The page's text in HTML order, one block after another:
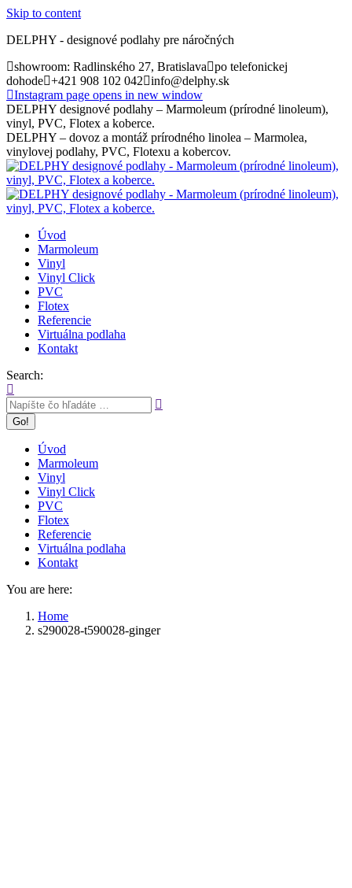
Skip to content
DELPHY - designové podlahy pre náročných
showroom: Radlinského 27, Bratislava
po telefonickej
dohode +421 908 102 042
info@delphy.sk
Instagram page opens in new window
DELPHY designové podlahy – Marmoleum (prírodné linoleum),
vinyl, PVC, Flotex a koberce.
DELPHY – dovoz a montáž prírodného linolea – Marmolea,
vinylovej podlahy, PVC, Flotexu a kobercov.
Úvod
Marmoleum
Vinyl
Vinyl Click
PVC
Flotex
Referencie
Virtuálna podlaha
Kontakt
Search:
Úvod
Marmoleum
Vinyl
Vinyl Click
PVC
Flotex
Referencie
Virtuálna podlaha
Kontakt
You are here:
Home
s290028-t590028-ginger